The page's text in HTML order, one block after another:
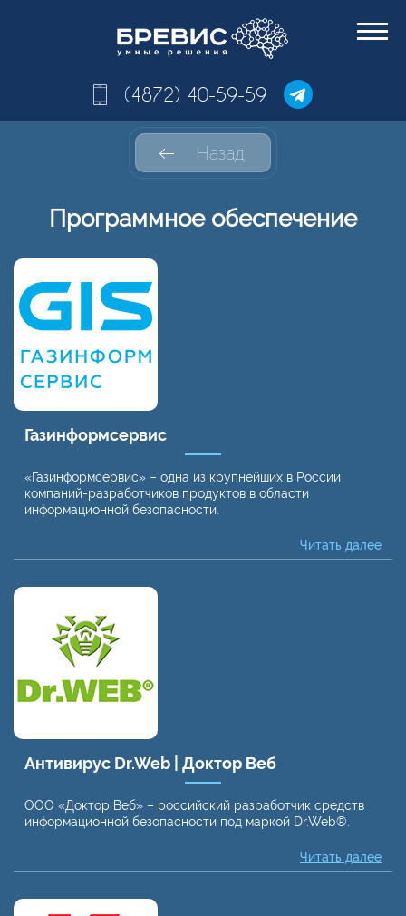
(4872) 40-59-59
Назад
Программное обеспечение
Газинформсервис
«Газинформсервис» – одна из крупнейших в России
компаний-разработчиков продуктов в области
информационной безопасности.
Читать далее
Антивирус Dr.Web | Доктор Веб
ООО «Доктор Веб» – российский разработчик средств
информационной безопасности под маркой Dr.Web®.
Читать далее